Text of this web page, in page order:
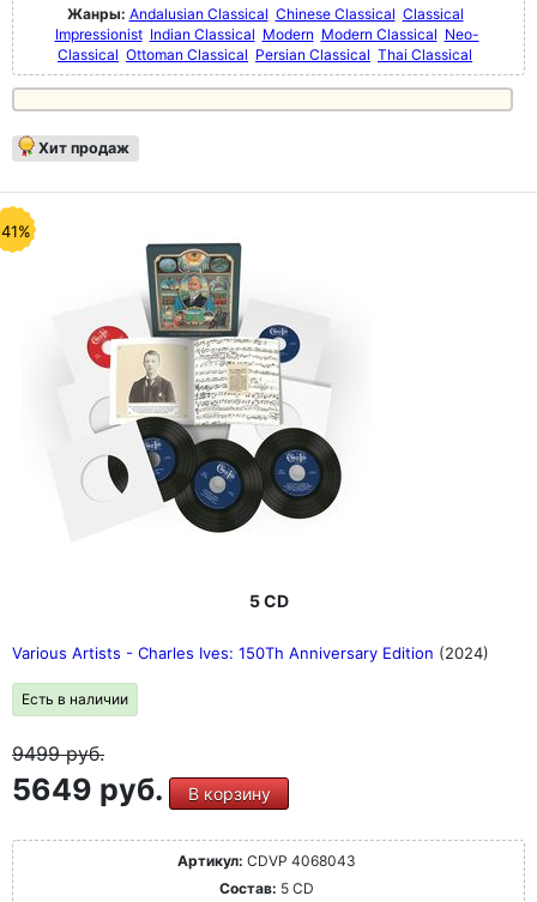
Жанры: Andalusian Classical Chinese Classical Classical
Impressionist Indian Classical Modern Modern Classical Neo-
Classical Ottoman Classical Persian Classical Thai Classical
Хит продаж
5 CD
Various Artists - Charles Ives: 150Th Anniversary Edition (2024)
Есть в наличии
9499руб.
5649 руб. В корзину
Артикул: CDVP 4068043
Состав: 5 CD